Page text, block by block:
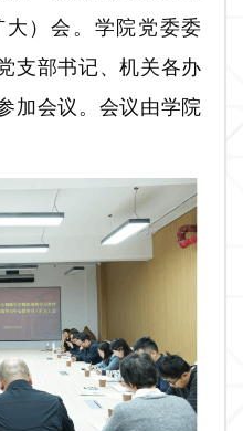
）会。学院党委委
支部书记、机关各办
加会议。会议由学院